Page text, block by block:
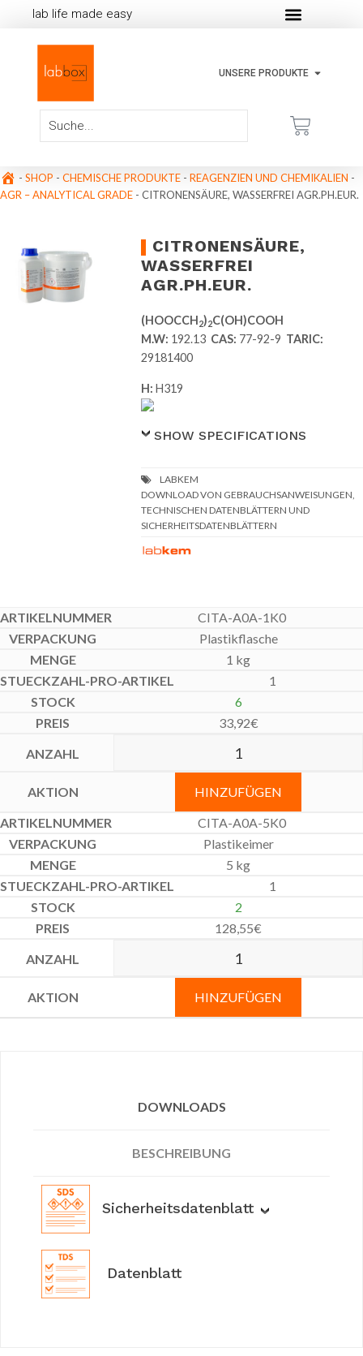
lab life made easy
UNSERE PRODUKTE
- SHOP - CHEMISCHE PRODUKTE - REAGENZIEN UND CHEMIKALIEN -
AGR – ANALYTICAL GRADE - CITRONENSÄURE, WASSERFREI AGR.PH.EUR.
CITRONENSÄURE,
WASSERFREI
AGR.PH.EUR.
(HOOCCH 2)2C(OH)COOH
M.W: 192.13 CAS: 77-92-9 TARIC:
29181400
H:H319
SHOW SPECIFICATIONS
DOWNLOAD VON GEBRAUCHSANWEISUNGEN,
TECHNISCHEN DATENBLÄTTERN UND
SICHERHEITSDATENBLÄTTERN
CITA-A0A-1K0
Plastikflasche
1 kg
1
6
33,92€
HINZUFÜGEN
CITA-A0A-5K0
Plastikeimer
5 kg
1
2
128,55€
HINZUFÜGEN
DOWNLOADS
BESCHREIBUNG
Sicherheitsdatenblatt
Datenblatt